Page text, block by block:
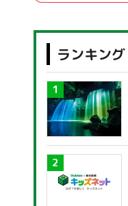
ランキング